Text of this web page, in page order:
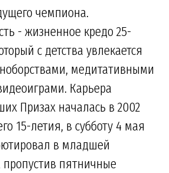
чемпиона.
- жизненное кредо 25-
с детства увлекается
медитативными
Карьера
Призах началась в 2002
15-летия, в субботу 4 мая
в младшей
пропустив пятничные